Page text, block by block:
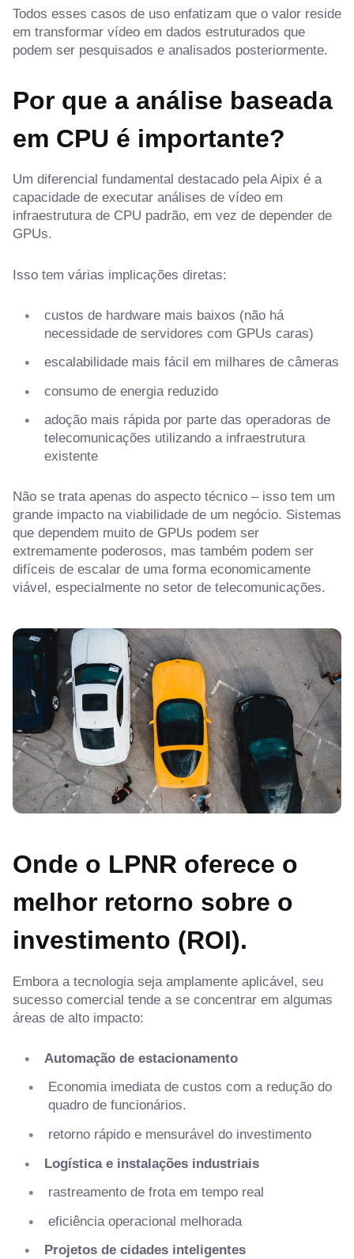
Todos esses casos de uso enfatizam que o valor reside
em transformar vídeo em dados estruturados que
podem ser pesquisados e analisados posteriormente.
Por que a análise baseada
em CPU é importante?
Um diferencial fundamental destacado pela Aipix é a
capacidade de executar análises de vídeo em
infraestrutura de CPU padrão, em vez de depender de
GPUs.
Isso tem várias implicações diretas:
custos de hardware mais baixos (não há
necessidade de servidores com GPUs caras)
escalabilidade mais fácil em milhares de câmeras
consumo de energia reduzido
adoção mais rápida por parte das operadoras de
telecomunicações utilizando a infraestrutura
existente
Não se trata apenas do aspecto técnico – isso tem um
grande impacto na viabilidade de um negócio. Sistemas
que dependem muito de GPUs podem ser
extremamente poderosos, mas também podem ser
difíceis de escalar de uma forma economicamente
viável, especialmente no setor de telecomunicações.
Onde o LPNR oferece o
melhor retorno sobre o
investimento (ROI).
Embora a tecnologia seja amplamente aplicável, seu
sucesso comercial tende a se concentrar em algumas
áreas de alto impacto:
Automação de estacionamento
Economia imediata de custos com a redução do
quadro de funcionários.
retorno rápido e mensurável do investimento
Logística e instalações industriais
rastreamento de frota em tempo real
eficiência operacional melhorada
Projetos de cidades inteligentes